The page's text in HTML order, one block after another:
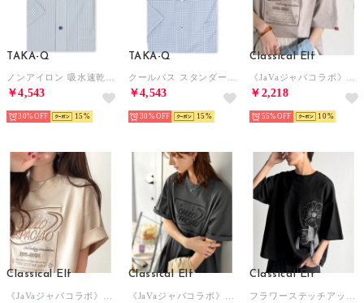
TAKA-Q
￥4,543
30% 15
TAKA-Q
￥4,543
30% 15
Classical Elf
￥2,218
55% 10
Classical Elf Classical Elf Classical Elf